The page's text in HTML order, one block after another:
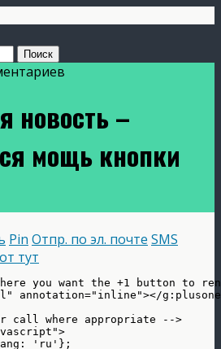
новость –
мощь кнопки
Pin Отпр. по эл. почте SMS
тут
you want the +1 button to
annotation="inline"></
call where appropriate -->
'ru'};